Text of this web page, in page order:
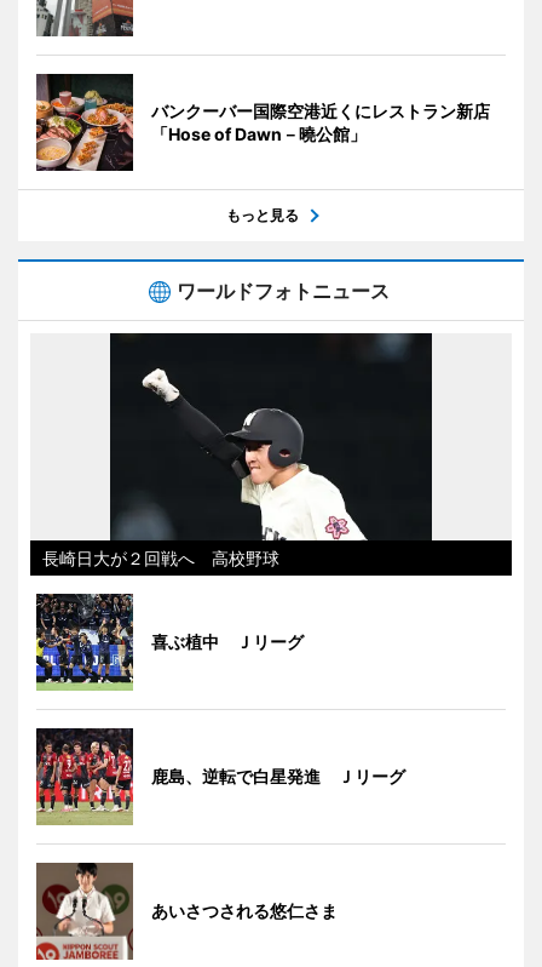
バンクーバー国際空港近くにレストラン新店
「Hose of Dawn－曉公館」
もっと見る
ワールドフォトニュース
長崎日大が２回戦へ 高校野球
喜ぶ植中 Ｊリーグ
鹿島、逆転で白星発進 Ｊリーグ
あいさつされる悠仁さま